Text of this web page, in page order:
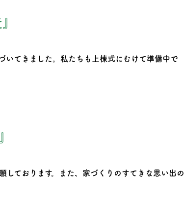
いてきました。私たちも上棟式にむけて準備中で
しております。また、家づくりのすてきな思い出の